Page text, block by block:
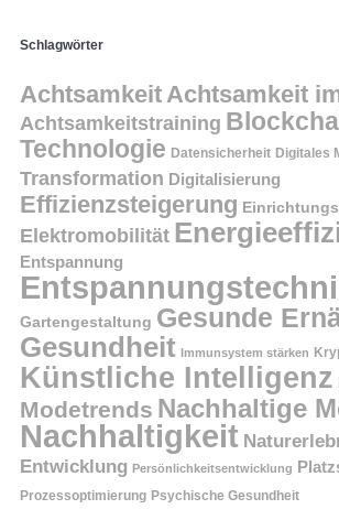
Schlagwörter
AchtsamkeitAchtsamkeit
Achtsamkeitstraining
Technologie Datensicherheit Digitales
Transformation Digitalisierung
Effizienzsteigerung
Elektromobilität
Entspannung
Gartengestaltung Gesunde
Gesundheit Immunsystem stärken
Künstliche Intelligenz
Modetrends Nachhaltige
Nachhaltigkeit
Entwicklung Persönlichkeitsentwicklung
Prozessoptimierung Psychische Gesundheit